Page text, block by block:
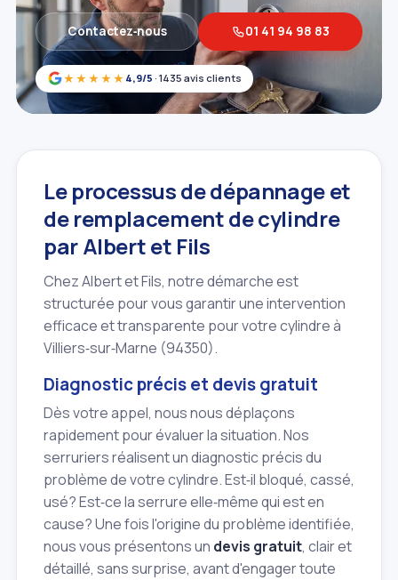
★★★★★ 4,9/5 · 1435 avis clients
Contactez‑nous 01 41 94 98 83
Le processus de dépannage et
de remplacement de cylindre
par Albert et Fils
Chez Albert et Fils, notre démarche est
structurée pour vous garantir une intervention
efficace et transparente pour votre cylindre à
Villiers‑sur‑Marne (94350).
Diagnostic précis et devis gratuit
Dès votre appel, nous nous déplaçons
rapidement pour évaluer la situation. Nos
serruriers réalisent un diagnostic précis du
problème de votre cylindre. Est‑il bloqué, cassé,
usé? Est‑ce la serrure elle‑même qui est en
cause? Une fois l'origine du problème identifiée,
nous vous présentons un devis gratuit, clair et
détaillé, sans surprise, avant d'engager toute